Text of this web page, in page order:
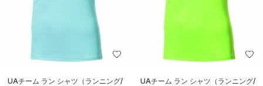
UAチーム ラン シャツ（ランニング/
UAチーム ラン シャツ（ランニング/